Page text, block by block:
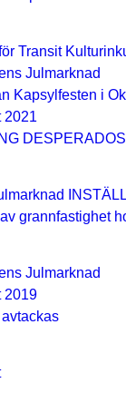
Transit
Julmarknad
Kapsylfesten i
2021
grannfastighet
Julmarknad
2019